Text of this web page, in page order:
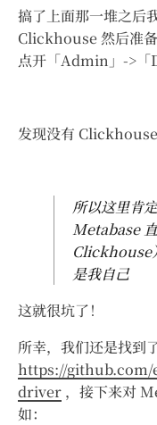
搞了上面那一堆之后
Clickhouse 然后准
点开「Admin」->
发现没有 Clickhouse
所以这里肯
Metabase
Clickhouse
是我自己
这就很坑了！
所幸，我们还是找到
https://github.com/
driver ，接下来对
如：